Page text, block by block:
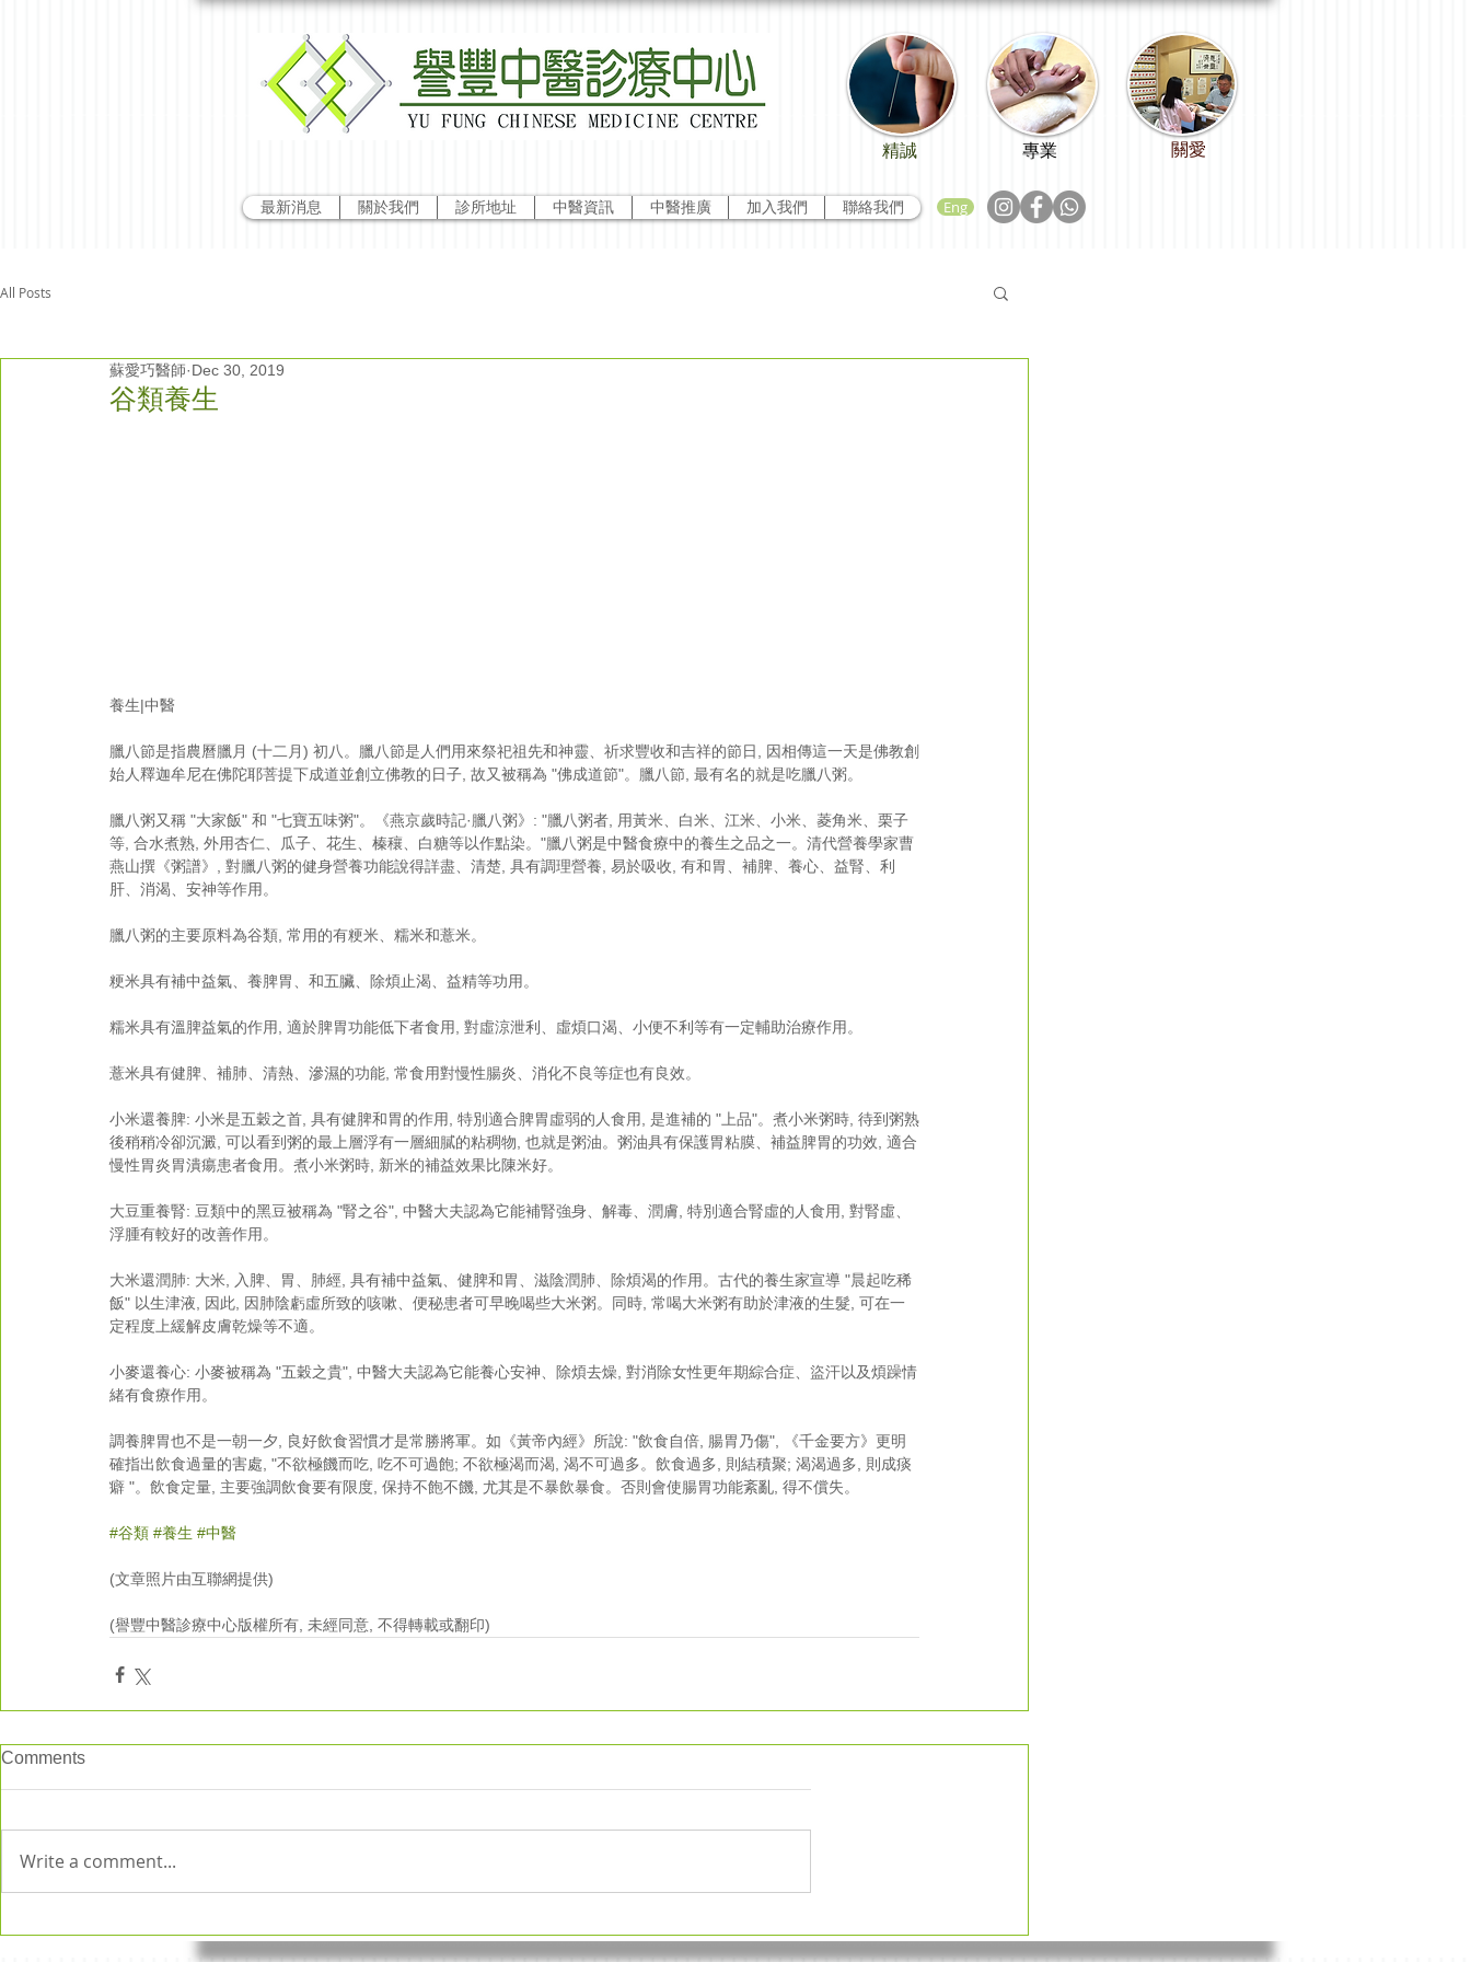
精誠
最新消息 關於我們 診所地址 中醫資訊 中醫推廣 加入我們 聯絡我們 Eng
專業 關愛
All Posts
谷類養生
蘇愛巧醫師 Dec 30, 2019
養生|中醫
臘八節是指農曆臘月 (十二月) 初八。臘八節是人們用來祭祀祖先和神靈、祈求豐收和吉祥的節日, 因相傳這一天是佛教創
始人釋迦牟尼在佛陀耶菩提下成道並創立佛教的日子, 故又被稱為 "佛成道節"。臘八節, 最有名的就是吃臘八粥。
臘八粥又稱 "大家飯" 和 "七寶五味粥"。《燕京歲時記·臘八粥》: "臘八粥者, 用黃米、白米、江米、小米、菱角米、栗子
等, 合水煮熟, 外用杏仁、瓜子、花生、榛穰、白糖等以作點染。"臘八粥是中醫食療中的養生之品之一。清代營養學家曹
燕山撰《粥譜》, 對臘八粥的健身營養功能說得詳盡、清楚, 具有調理營養, 易於吸收, 有和胃、補脾、養心、益腎、利
肝、消渴、安神等作用。
臘八粥的主要原料為谷類, 常用的有粳米、糯米和薏米。
粳米具有補中益氣、養脾胃、和五臟、除煩止渴、益精等功用。
糯米具有溫脾益氣的作用, 適於脾胃功能低下者食用, 對虛涼泄利、虛煩口渴、小便不利等有一定輔助治療作用。
薏米具有健脾、補肺、清熱、滲濕的功能, 常食用對慢性腸炎、消化不良等症也有良效。
小米還養脾: 小米是五穀之首, 具有健脾和胃的作用, 特別適合脾胃虛弱的人食用, 是進補的 "上品"。煮小米粥時, 待到粥熟
後稍稍冷卻沉澱, 可以看到粥的最上層浮有一層細膩的粘稠物, 也就是粥油。粥油具有保護胃粘膜、補益脾胃的功效, 適合
慢性胃炎胃潰瘍患者食用。煮小米粥時, 新米的補益效果比陳米好。
大豆重養腎: 豆類中的黑豆被稱為 "腎之谷", 中醫大夫認為它能補腎強身、解毒、潤膚, 特別適合腎虛的人食用, 對腎虛、
浮腫有較好的改善作用。
大米還潤肺: 大米, 入脾、胃、肺經, 具有補中益氣、健脾和胃、滋陰潤肺、除煩渴的作用。古代的養生家宣導 "晨起吃稀
飯" 以生津液, 因此, 因肺陰虧虛所致的咳嗽、便秘患者可早晚喝些大米粥。同時, 常喝大米粥有助於津液的生髮, 可在一
定程度上緩解皮膚乾燥等不適。
小麥還養心: 小麥被稱為 "五穀之貴", 中醫大夫認為它能養心安神、除煩去燥, 對消除女性更年期綜合症、盜汗以及煩躁情
緒有食療作用。
調養脾胃也不是一朝一夕, 良好飲食習慣才是常勝將軍。如《黃帝內經》所說: "飲食自倍, 腸胃乃傷", 《千金要方》更明
確指出飲食過量的害處, "不欲極饑而吃, 吃不可過飽; 不欲極渴而渴, 渴不可過多。飲食過多, 則結積聚; 渴渴過多, 則成痰
癖 "。飲食定量, 主要強調飲食要有限度, 保持不飽不饑, 尤其是不暴飲暴食。否則會使腸胃功能紊亂, 得不償失。
#谷類 #養生 #中醫
(文章照片由互聯網提供)
(譽豐中醫診療中心版權所有, 未經同意, 不得轉載或翻印)
Comments
Write a comment...